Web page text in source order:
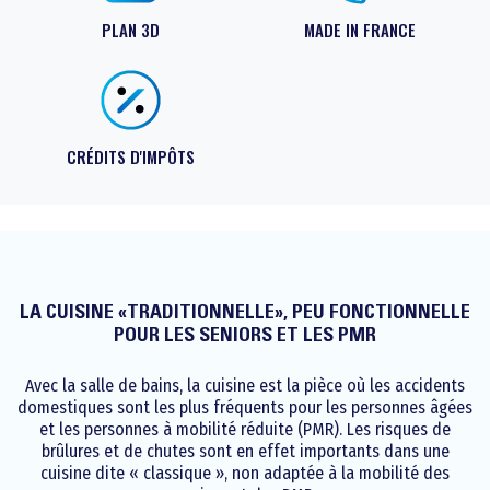
PLAN 3D MADE IN FRANCE
CRÉDITS D'IMPÔTS
LA CUISINE «TRADITIONNELLE», PEU FONCTIONNELLE
POUR LES SENIORS ET LES PMR
Avec la salle de bains, la cuisine est la pièce où les accidents
domestiques sont les plus fréquents pour les personnes âgées
et les personnes à mobilité réduite (PMR). Les risques de
brûlures et de chutes sont en effet importants dans une
cuisine dite « classique », non adaptée à la mobilité des
Architectes et